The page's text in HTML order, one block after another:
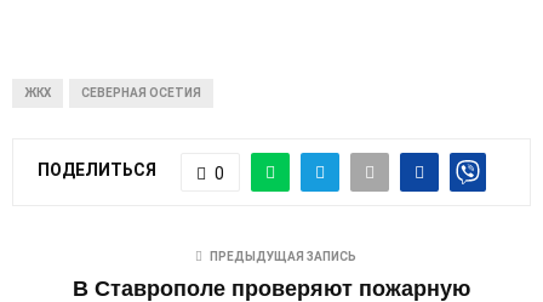
ЖКХ СЕВЕРНАЯ ОСЕТИЯ
ПОДЕЛИТЬСЯ 0
ПРЕДЫДУЩАЯ ЗАПИСЬ
В Ставрополе проверяют пожарную